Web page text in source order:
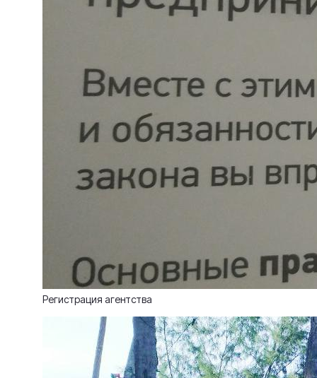
Регистрация агентства